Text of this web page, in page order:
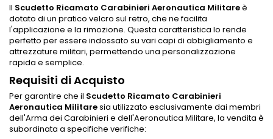
Il Scudetto Ricamato Carabinieri Aeronautica Militareè
dotato di un pratico velcro sul retro, che ne facilita
l'applicazione e la rimozione. Questa caratteristica lo rende
perfetto per essere indossato su vari capi di abbigliamento e
attrezzature militari, permettendo una personalizzazione
rapida e semplice.
Requisiti di Acquisto
Per garantire che il Scudetto Ricamato Carabinieri
Aeronautica Militaresia utilizzato esclusivamente dai membri
dell'Arma dei Carabinieri e dell'Aeronautica Militare, la vendita è
subordinata a specifiche verifiche: